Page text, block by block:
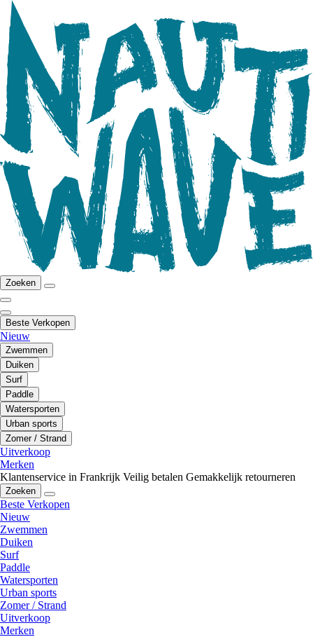
Zoeken
Beste Verkopen
Nieuw
Zwemmen
Duiken
Surf
Paddle
Watersporten
Urban sports
Zomer / Strand
Uitverkoop
Merken
Klantenservice in Frankrijk Veilig betalen Gemakkelijk retourneren
Zoeken
Beste Verkopen
Nieuw
Zwemmen
Duiken
Surf
Paddle
Watersporten
Urban sports
Zomer / Strand
Uitverkoop
Merken